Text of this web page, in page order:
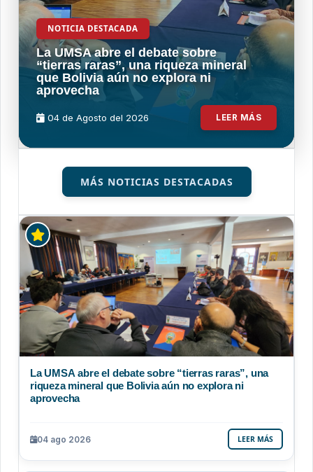
NOTICIA DESTACADA
La UMSA abre el debate sobre
“tierras raras”, una riqueza mineral
que Bolivia aún no explora ni
aprovecha
04 de Agosto del 2026 LEER MÁS
MÁS NOTICIAS DESTACADAS
La UMSA abre el debate sobre “tierras raras”, una
riqueza mineral que Bolivia aún no explora ni
aprovecha
04 ago 2026 LEER MÁS